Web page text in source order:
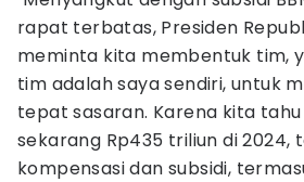
rapat terbatas, Presiden
meminta kita membentuk tim,
tim adalah saya sendiri, untuk
tepat sasaran. Karena kita
sekarang Rp435 triliun di 2024,
kompensasi dan subsidi,